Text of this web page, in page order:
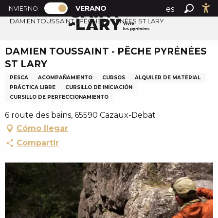
A
l
r
a
u
c
o
n
t
n
p
r
n
PAGE D’ACCUEIL ACTUELLE ÉTÉ : PASSER EN MODE
INVIERNO PAGE D’ACCUEIL ACTUELLE ÉTÉ :
VERANO
es
Buscar
Accueil verano
DAMIEN TOUSSAINT - PÊCHE PYRÉNÉES ST LARY
DAMIEN TOUSSAINT - PÊCHE PYRÉNÉES
ST LARY
PESCA ACOMPAÑAMIENTO CURSOS
ALQUILER DE MATERIAL
PRÁCTICA LIBRE
CURSILLO DE INICIACIÓN
CURSILLO DE PERFECCIONAMIENTO
6 route des bains, 65590 Cazaux-Debat
Cómo llegar
Compartir